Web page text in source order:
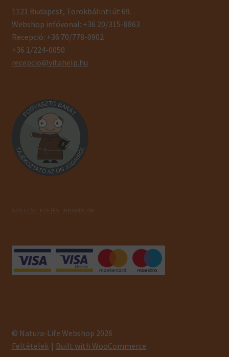
1121 Budapest, Törökbálinti út 69.
Webshop infóvonal: +36 20/315-8863
Recepció: +36 70/778-0902
+36 1/224-0050
recepcio@vitahelp.hu
SZÁLLÍTÁS - FIZETÉS - INFORMÁCIÓK
© Natura-Life Webshop 2026
Feltételek
Built with WooCommerce.